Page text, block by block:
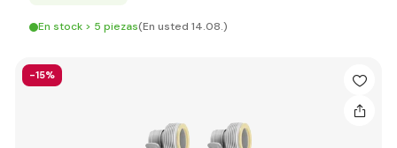
En stock > 5 piezas(En usted 14.08.)
-15%